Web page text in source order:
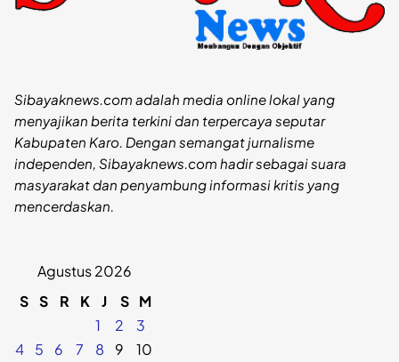
Sibayaknews.com adalah media online lokal yang
menyajikan berita terkini dan terpercaya seputar
Kabupaten Karo. Dengan semangat jurnalisme
independen, Sibayaknews.com hadir sebagai suara
masyarakat dan penyambung informasi kritis yang
mencerdaskan.
Agustus 2026
S S R K J S M
1
2
3
4
5 6 7 8 9
10